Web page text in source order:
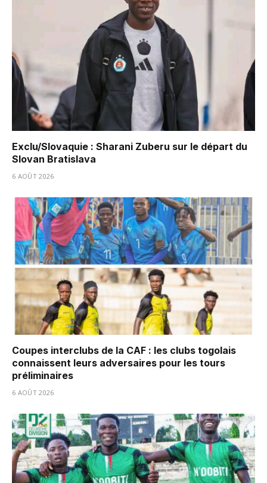
Exclu/Slovaquie : Sharani Zuberu sur le départ du
Slovan Bratislava
6 AOÛT 2026
Coupes interclubs de la CAF : les clubs togolais
connaissent leurs adversaires pour les tours
préliminaires
6 AOÛT 2026